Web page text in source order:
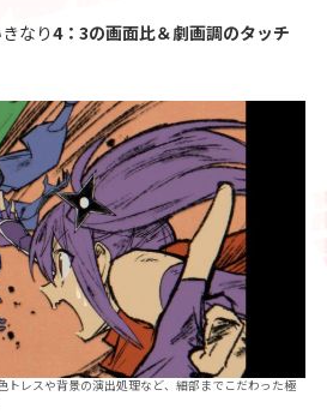
なり4：3の画面比＆劇画調のタッチ
レスや背景の演出処理など、細部までこだわった極